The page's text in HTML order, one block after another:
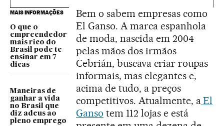
MAIS INFORMAÇÕES
O que o
empreendedor
mais rico do
Brasil pode te
ensinar em 7
dicas
Maneiras de
ganhar a vida
no Brasil que
diz adeus ao
pleno emprego
Bem o sabem empresas como
El Ganso. A marca espanhola
de moda, nascida em 2004
pelas mãos dos irmãos
Cebrián, buscava criar roupas
informais, mas elegantes e,
acima de tudo, a preços
competitivos. Atualmente, aEl
Ganso tem 112 lojas e está